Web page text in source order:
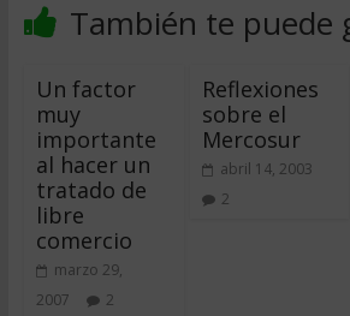
También te puede
Un factor
muy
importante
al hacer un
tratado de
libre
comercio
marzo 29,
2007
2
Reflexiones
sobre el
Mercosur
abril 14, 2003
2